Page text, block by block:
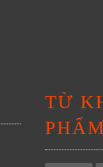
TỪ
PHẨM